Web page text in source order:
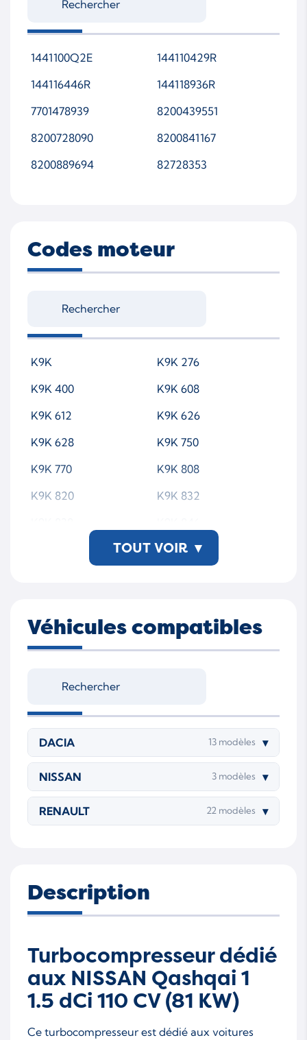
1441100Q2E
144110429R
144116446R
144118936R
7701478939
8200439551
8200728090
8200841167
8200889694
82728353
Codes moteur
K9K
K9K 276
K9K 400
K9K 608
K9K 612
K9K 626
K9K 628
K9K 750
K9K 770
K9K 808
K9K 820
K9K 832
K9K 884
TOUT VOIR ▾
Véhicules compatibles
DACIA 13 modèles ▾
NISSAN 3 modèles ▾
RENAULT 22 modèles ▾
Description
Turbocompresseur dédié
aux NISSAN Qashqai 1
1.5 dCi 110 CV (81 KW)
Ce turbocompresseur est dédié aux voitures